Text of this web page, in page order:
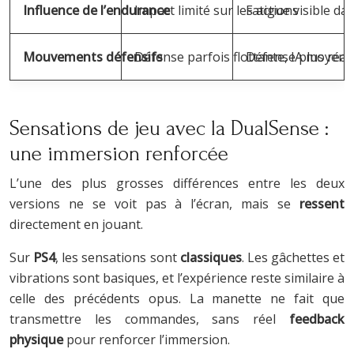
Influence de l’enduranceImpact limité sur les actions
Fatigue visible
Mouvements défensifsDéfense parfois flottante, IA
Défense plus
Sensations de jeu avec la DualSense :
une immersion renforcée
L’une des plus grosses différences entre les deux
versions ne se voit pas à l’écran, mais se ressent
directement en jouant.
Sur PS4, les sensations sont classiques. Les gâchettes et
vibrations sont basiques, et l’expérience reste similaire à
celle des précédents opus. La manette ne fait que
transmettre les commandes, sans réel feedback
physiquepour renforcer l’immersion.